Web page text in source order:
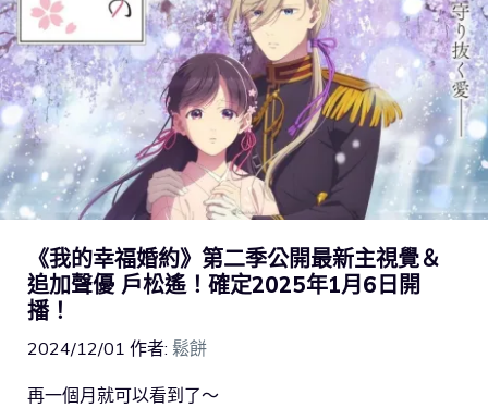
《我的幸福婚約》第二季公開最新主視覺＆
追加聲優 戶松遙！確定2025年1月6日開
播！
2024/12/01 作者: 鬆餅
再一個月就可以看到了～